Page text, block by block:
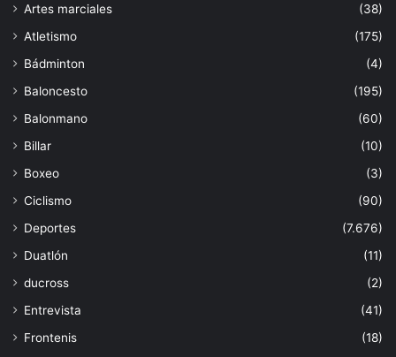
Artes marciales
(38)
Atletismo
(175)
Bádminton
(4)
Baloncesto
(195)
Balonmano
(60)
Billar
(10)
Boxeo
(3)
Ciclismo
(90)
Deportes
(7.676)
Duatlón
(11)
ducross
(2)
Entrevista
(41)
Frontenis
(18)